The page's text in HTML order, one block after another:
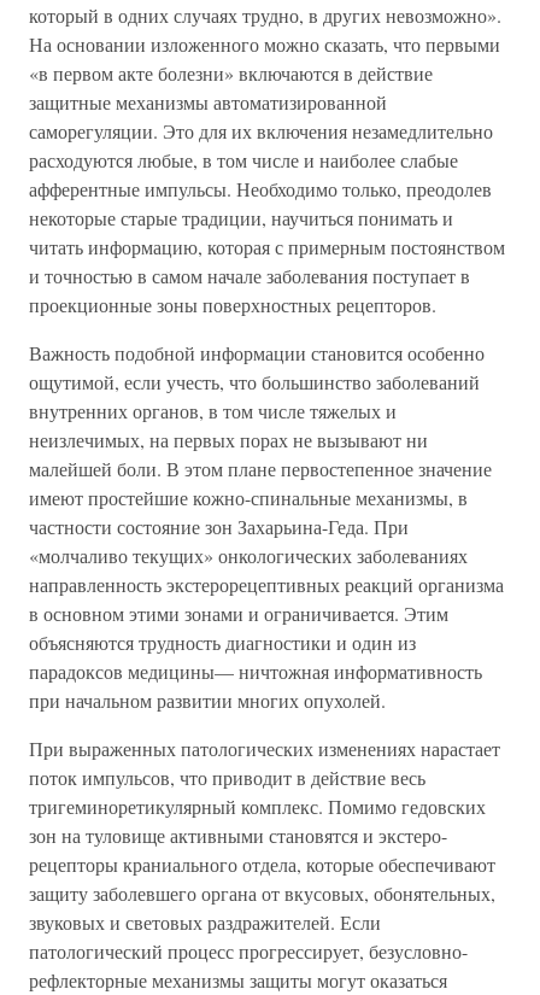
который в одних случаях трудно, в других невозможно».
На основании изложенного можно сказать, что первыми
«в первом акте болезни» включаются в действие
защитные механизмы автоматизированной
саморегуляции. Это для их включения незамедлительно
расходуются любые, в том числе и наиболее слабые
афферентные импульсы. Необходимо только, преодолев
некоторые старые традиции, научиться понимать и
читать информацию, которая с примерным постоянством
и точностью в самом начале заболевания поступает в
проекционные зоны поверхностных рецепторов.
Важность подобной информации становится особенно
ощутимой, если учесть, что большинство заболеваний
внутренних органов, в том числе тяжелых и
неизлечимых, на первых порах не вызывают ни
малейшей боли. В этом плане первостепенное значение
имеют простейшие кожно-спинальные механизмы, в
частности состояние зон Захарьина-Геда. При
«молчаливо текущих» онкологических заболеваниях
направленность экстерорецептивных реакций организма
в основном этими зонами и ограничивается. Этим
объясняются трудность диагностики и один из
парадоксов медицины— ничтожная информативность
при начальном развитии многих опухолей.
При выраженных патологических изменениях нарастает
поток импульсов, что приводит в действие весь
тригеминоретикулярный комплекс. Помимо гедовских
зон на туловище активными становятся и экстеро-
рецепторы краниального отдела, которые обеспечивают
защиту заболевшего органа от вкусовых, обонятельных,
звуковых и световых раздражителей. Если
патологический процесс прогрессирует, безусловно-
рефлекторные механизмы защиты могут оказаться